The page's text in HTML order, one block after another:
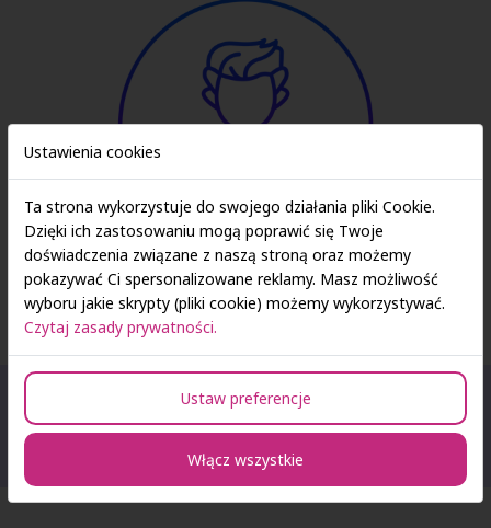
Rafał Nalewajski
Program kursu
Ustawienia cookies
Ta strona wykorzystuje do swojego działania pliki Cookie.
Dzięki ich zastosowaniu mogą poprawić się Twoje
doświadczenia związane z naszą stroną oraz możemy
pokazywać Ci spersonalizowane reklamy. Masz możliwość
wyboru jakie skrypty (pliki cookie) możemy wykorzystywać.
Czytaj zasady prywatności.
Ustaw preferencje
Włącz wszystkie